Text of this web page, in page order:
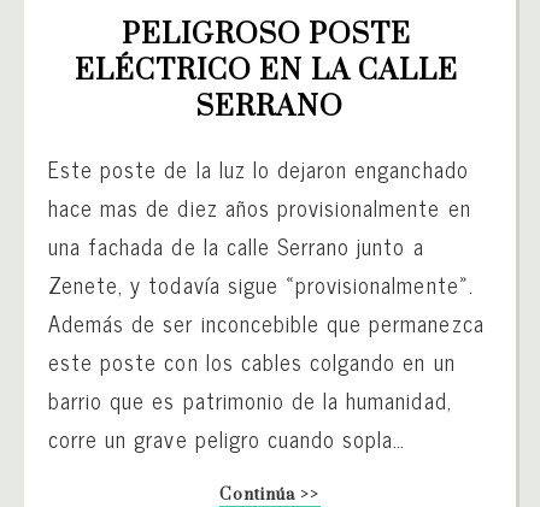
PELIGROSO POSTE
ELÉCTRICO EN LA CALLE
SERRANO
Este poste de la luz lo dejaron enganchado
hace mas de diez años provisionalmente en
una fachada de la calle Serrano junto a
Zenete, y todavía sigue «provisionalmente».
Además de ser inconcebible que permanezca
este poste con los cables colgando en un
barrio que es patrimonio de la humanidad,
corre un grave peligro cuando sopla…
Continúa >>